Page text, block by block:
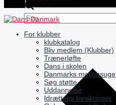
For klubber
klubkatalog
Bliv medlem (Klubber)
Trænerløfte
Dans i skolen
Danmarks motionsuge
Søg støtte
Uddannelse
Idrættens forsikringer